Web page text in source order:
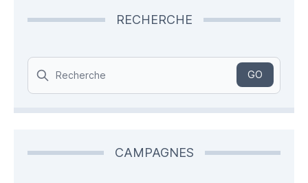
RECHERCHE
Search
GO
CAMPAGNES